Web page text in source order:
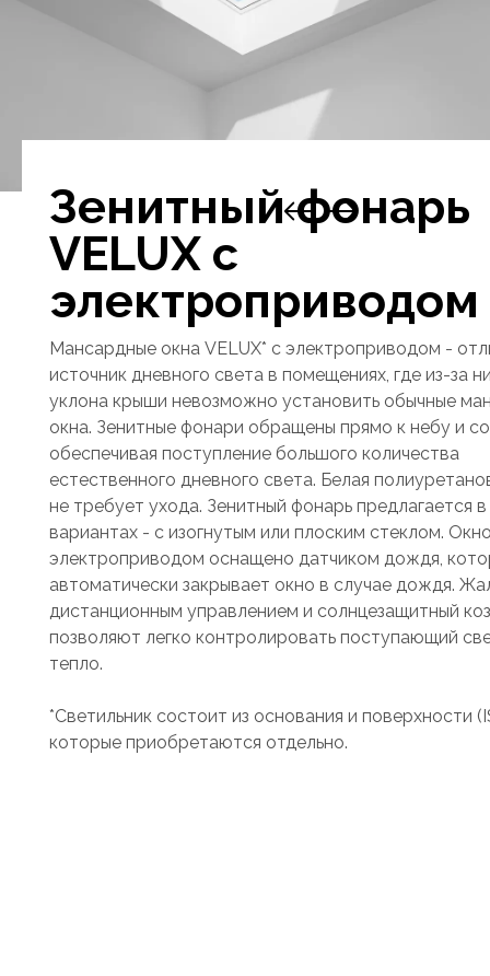
Зенитный фонарь
VELUX с
электроприводом
Мансардные окна VELUX* с электроприводом -
источник дневного света в помещениях, где из-за
уклона крыши невозможно установить обычные
окна. Зенитные фонари обращены прямо к небу и
обеспечивая поступление большого количества
естественного дневного света. Белая
не требует ухода. Зенитный фонарь предлагается
вариантах - с изогнутым или плоским стеклом.
электроприводом оснащено датчиком дождя,
автоматически закрывает окно в случае дождя.
дистанционным управлением и солнцезащитный
позволяют легко контролировать поступающий
тепло.
*Светильник состоит из основания и поверхности
которые приобретаются отдельно.